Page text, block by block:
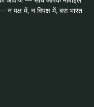
न पक्ष में, न विपक्ष में, बस भारत